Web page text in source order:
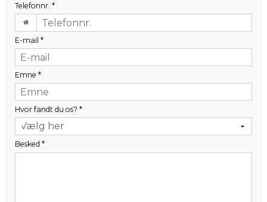
Telefonnr. *
E-mail *
Emne *
Hvor fandt du os? *
Besked *